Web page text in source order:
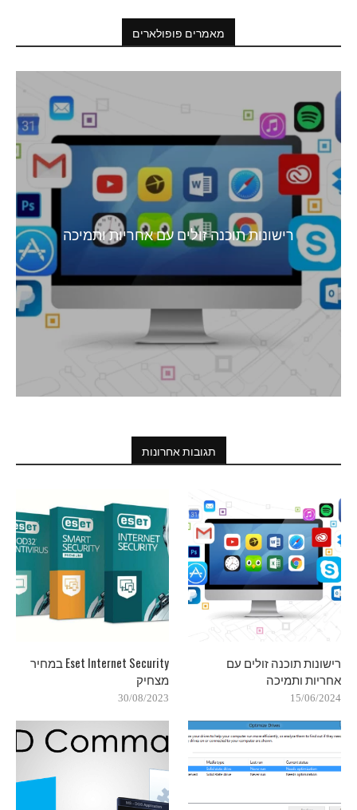
מאמרים פופולארים
רישונות תוכנה זולים עם אחריות ותמיכה
תגובות אחרונות
רישונות תוכנה זולים עם
אחריות ותמיכה
15/06/2024
Eset Internet Security במחיר
מצחיק
30/08/2023